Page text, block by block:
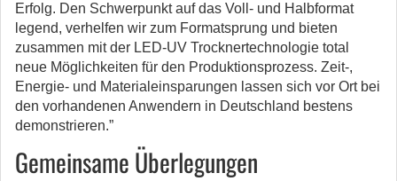
Erfolg. Den Schwerpunkt auf das Voll- und Halbformat
legend, verhelfen wir zum Formatsprung und bieten
zusammen mit der LED-UV Trocknertechnologie total
neue Möglichkeiten für den Produktionsprozess. Zeit-,
Energie- und Materialeinsparungen lassen sich vor Ort bei
den vorhandenen Anwendern in Deutschland bestens
demonstrieren.”
Gemeinsame Überlegungen